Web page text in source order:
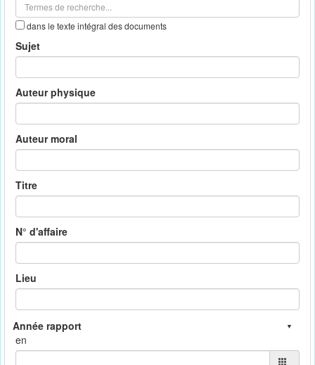
dans le texte intégral des documents
Sujet
Auteur physique
Auteur moral
Titre
N° d'affaire
Lieu
en